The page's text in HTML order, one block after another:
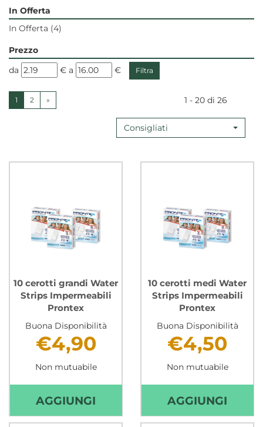
In Offerta
In Offerta (4)
Prezzo
filtra
da € filtra
a €
1 2 » 1 - 20 di 26
Consigliati
10 cerotti grandi Water
Strips Impermeabili
Prontex
Buona Disponibilità
€4,90
Non mutuabile
AGGIUNGI AGGIUNGI 10
CEROTTI
10 cerotti medi Water
Strips Impermeabili
Prontex
Buona Disponibilità
€4,50
Non mutuabile
AGGIUNGI